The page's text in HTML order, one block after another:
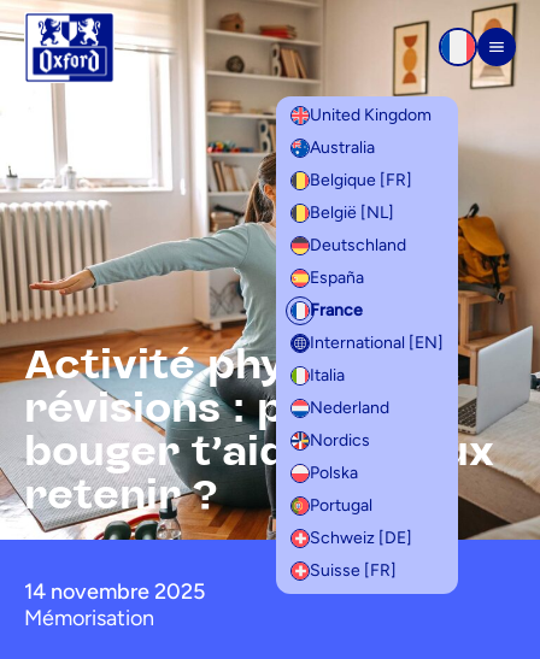
Aller au contenu
United Kingdom
Australia
Belgique [FR]
België [NL]
Deutschland
España
France
International [EN]
Italia
Nederland
Nordics
Polska
Portugal
Schweiz [DE]
Suisse [FR]
Activité physique et
révisions : pourquoi
bouger t’aide à mieux
retenir ?
14 novembre 2025
Mémorisation